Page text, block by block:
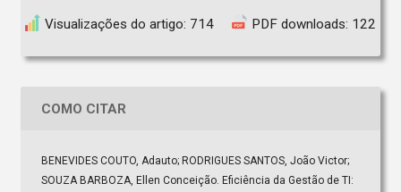
Visualizações do artigo: 714 PDF downloads: 122
COMO CITAR
BENEVIDES COUTO, Adauto; RODRIGUES SANTOS, João Victor;
SOUZA BARBOZA, Ellen Conceição. Eficiência da Gestão de TI: